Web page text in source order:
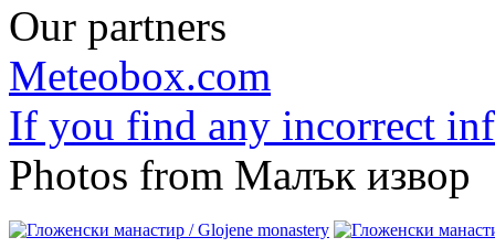
Our partners
Meteobox.com
If you find any incorrect
Photos from Малък извор